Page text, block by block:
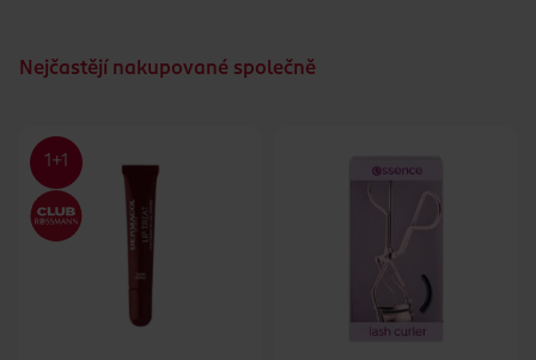
Nejčastějí nakupované společně